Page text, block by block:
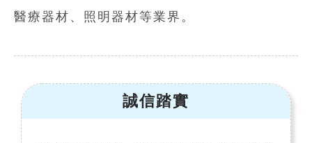
醫療器材、照明器材等業界。
誠信踏實